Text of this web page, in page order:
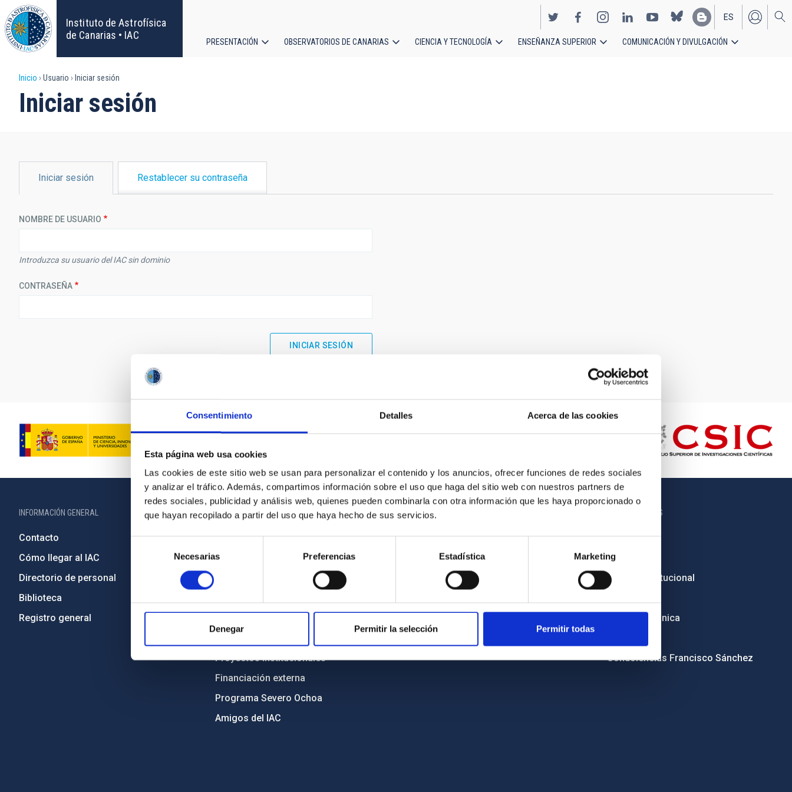
Consentimiento Detalles Acerca de las cookies
Esta página web usa cookies
Las cookies de este sitio web se usan para personalizar el contenido y los anuncios, ofrecer funciones de redes sociales
y analizar el tráfico. Además, compartimos información sobre el uso que haga del sitio web con nuestros partners de
redes sociales, publicidad y análisis web, quienes pueden combinarla con otra información que les haya proporcionado o
que hayan recopilado a partir del uso que haya hecho de sus servicios.
consentimiento
Necesarias Preferencias Estadística Marketing
Denegar Permitir la selección Permitir todas
Pasar
al
contenido
principal
Instituto de Astrofísica
de Canarias • IAC
EN
ES
PRESENTACIÓN OBSERVATORIOS DE CANARIAS CIENCIA Y TECNOLOGÍA ENSEÑANZA SUPERIOR COMUNICACIÓN Y DIVULGACIÓN
Sobrescribir
enlaces
ayuda
a
la
Inicio Usuario Iniciar sesión
Iniciar sesión
PRINCIPALES
Iniciar sesión Restablecer su contraseña
NOMBRE DE USUARIO
Introduzca su usuario del IAC sin dominio
CONTRASEÑA
INFORMACIÓN GENERAL
Contacto
Cómo llegar al IAC
Directorio de personal
Biblioteca
Registro general
INFORMACIÓN INSTITUCIONAL
Legislación
Transparencia
Código ético y política antifraude
Medio Ambiente y Sostenibilidad
Proyectos institucionales
Financiación externa
Programa Severo Ochoa
Amigos del IAC
PORTAL DEL IAC
Mapa web
Políticas de privacidad
Aviso legal
OTROS ENLACES
Empleo
Licitaciones
Imagen institucional
Sede electrónica
Condolencias Francisco Sánchez